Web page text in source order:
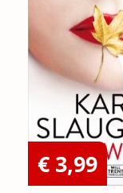
€ 3,99